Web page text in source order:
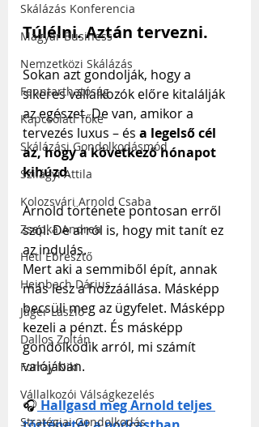
Skálázás Konferencia
Magyar Business
Nemzetközi Skálázás
Fenntarthatóság
Kapcsolati Tőke
Skálázási Gondolkodásmód
Szilágyi Attila
Kolozsvári Arnold Csaba
Zsapka Andrea
Heti Ébresztő
Heinbach Dárius
Jáger László
Dallos Zoltán
Forray Niki
Vállalkozói Válságkezelés
Stratégiai Gondolkodás
Túlélni. Aztán tervezni.
Sokan azt gondolják, hogy a
sikeres vállalkozók előre kitalálják
az egészet. De van, amikor a
tervezés luxus – és a legelső cél
az, hogy a következő hónapot
kihúzd.
Arnold története pontosan erről
szól. De arról is, hogy mit tanít ez
az indulás.
Mert aki a semmiből épít, annak
más lesz a hozzáállása. Másképp
becsüli meg az ügyfelet. Másképp
kezeli a pénzt. És másképp
gondolkodik arról, mi számít
valójában.
🎧 Hallgasd meg Arnold teljes